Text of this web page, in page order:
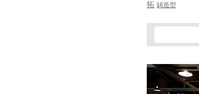
拓 鋳造型